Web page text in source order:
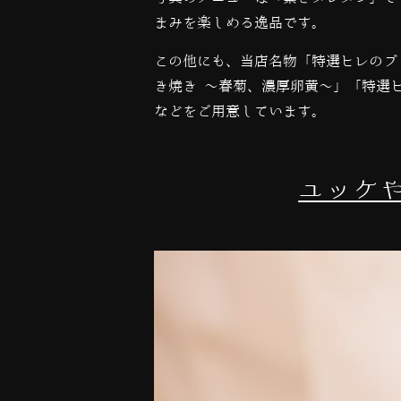
まみを楽しめる逸品です。
この他にも、当店名物「特選ヒレの
き焼き ～春菊、濃厚卵黄～」「特選
などをご用意しています。
ユッケ